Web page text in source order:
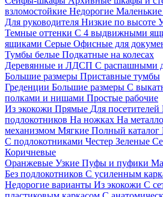
взломостойкие Недорогие Маленькие
Для руководителя Низкие по высоте
Темные оттенки С 4 выдвижными
ящиками Серые Офисные для
Тумбы белые Подкатные на колесах
Деревянные и ЛДСП С распашными
Большие размеры Приставные тумбы
Греденции Большие размеры С
полками и нишами Простые рабочие
Из экокожи Прямые Для посетителей
подлокотников На ножках На
механизмом Мягкие Полный каталог
С подлокотниками Честер Зеленые
Коричневые
Оранжевые Узкие Пуфы и пуфики
Без подлокотников С усиленным
Недорогие варианты Из экокожи С